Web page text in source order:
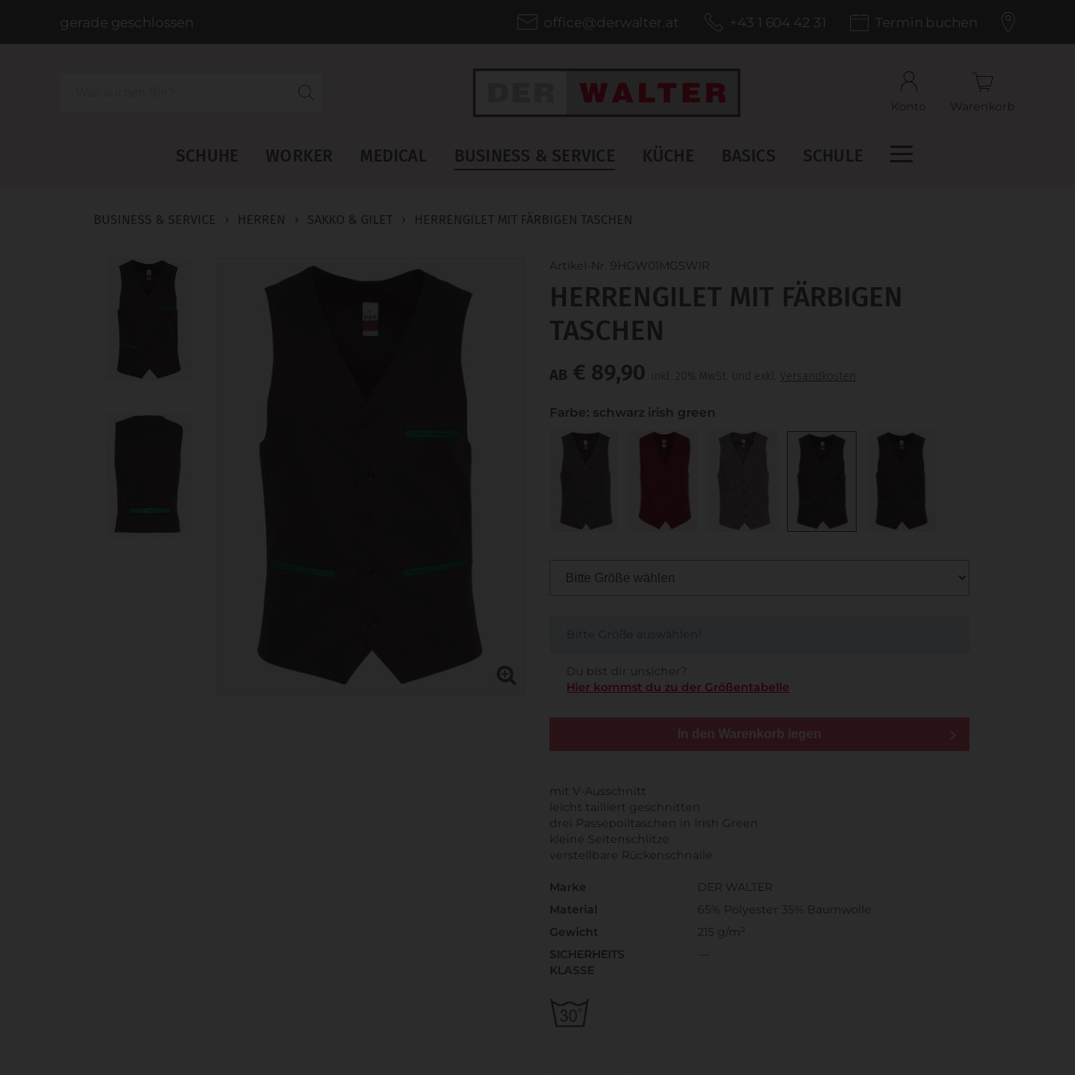
gerade geschlossen office@derwalter.at +43 1 604 42 31 Termin buchen
Konto
Warenkorb
SCHUHE WORKER MEDICAL BUSINESS & SERVICE KÜCHE BASICS SCHULE
BUSINESS & SERVICE › HERREN › SAKKO & GILET › HERRENGILET MIT FÄRBIGEN TASCHEN
Artikel-Nr. 9HGW01MGSWIR
HERRENGILET MIT FÄRBIGEN
TASCHEN
AB € 89,90 inkl. 20% MwSt. und exkl. Versandkosten
Farbe: schwarz irish green
Bitte Größe auswählen!
Du bist dir unsicher?
Hier kommst du zu der Größentabelle
In den Warenkorb legen
mit V-Ausschnitt
leicht tailliert geschnitten
drei Passepoiltaschen in Irish Green
kleine Seitenschlitze
verstellbare Rückenschnalle
Marke
DER WALTER
Material
65% Polyester 35% Baumwolle
Gewicht
215 g/m²
SICHERHEITS
KLASSE